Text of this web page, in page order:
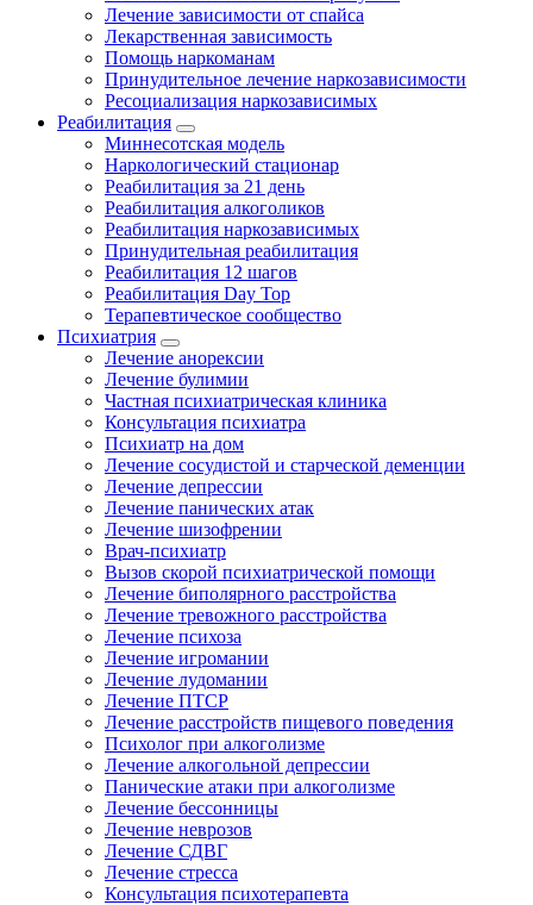
Лечение зависимости от спайса
Лекарственная зависимость
Помощь наркоманам
Принудительное лечение наркозависимости
Ресоциализация наркозависимых
Реабилитация
Миннесотская модель
Наркологический стационар
Реабилитация за 21 день
Реабилитация алкоголиков
Реабилитация наркозависимых
Принудительная реабилитация
Реабилитация 12 шагов
Реабилитация Day Top
Терапевтическое сообщество
Психиатрия
Лечение анорексии
Лечение булимии
Частная психиатрическая клиника
Консультация психиатра
Психиатр на дом
Лечение сосудистой и старческой деменции
Лечение депрессии
Лечение панических атак
Лечение шизофрении
Врач-психиатр
Вызов скорой психиатрической помощи
Лечение биполярного расстройства
Лечение тревожного расстройства
Лечение психоза
Лечение игромании
Лечение лудомании
Лечение ПТСР
Лечение расстройств пищевого поведения
Психолог при алкоголизме
Лечение алкогольной депрессии
Панические атаки при алкоголизме
Лечение бессонницы
Лечение неврозов
Лечение СДВГ
Лечение стресса
Консультация психотерапевта